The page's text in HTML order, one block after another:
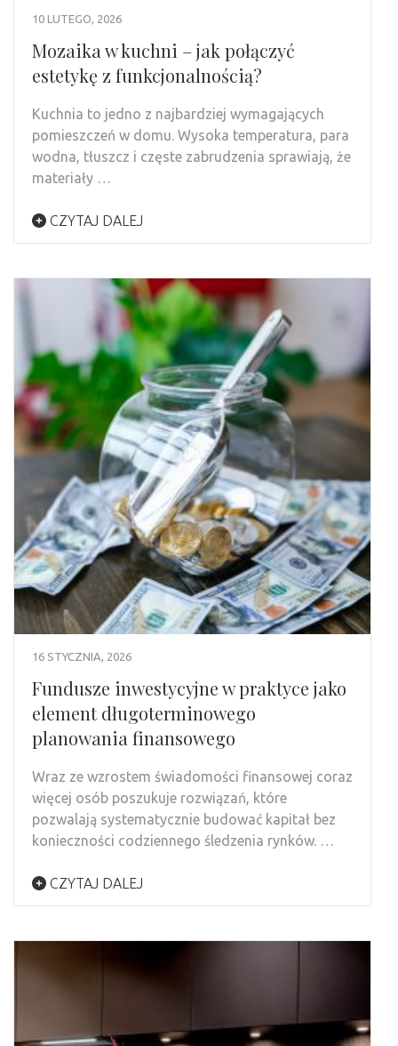
10 LUTEGO, 2026
Mozaika w kuchni – jak połączyć
estetykę z funkcjonalnością?
Kuchnia to jedno z najbardziej wymagających
pomieszczeń w domu. Wysoka temperatura, para
wodna, tłuszcz i częste zabrudzenia sprawiają, że
materiały …
CZYTAJ DALEJ
16 STYCZNIA, 2026
Fundusze inwestycyjne w praktyce jako
element długoterminowego
planowania finansowego
Wraz ze wzrostem świadomości finansowej coraz
więcej osób poszukuje rozwiązań, które
pozwalają systematycznie budować kapitał bez
konieczności codziennego śledzenia rynków. …
CZYTAJ DALEJ